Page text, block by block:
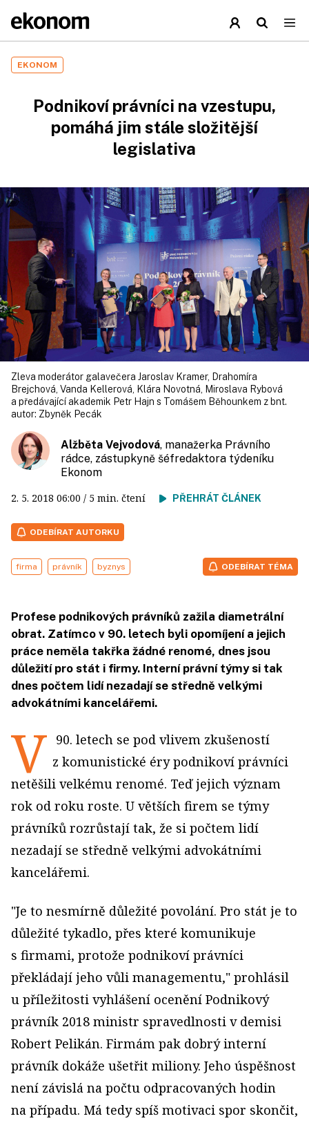
EKONOM
Podnikoví právníci na vzestupu,
pomáhá jim stále složitější
legislativa
Zleva moderátor galavečera Jaroslav Kramer, Drahomíra
Brejchová, Vanda Kellerová, Klára Novotná, Miroslava Rybová
a předávající akademik Petr Hajn s Tomášem Běhounkem z bnt.
autor: Zbyněk Pecák
Alžběta Vejvodová, manažerka Právního
rádce, zástupkyně šéfredaktora týdeníku
Ekonom
2. 5. 2018 06:00 / 5 min. čtení PŘEHRÁT ČLÁNEK
ODEBÍRAT AUTORKU
firma právník byznys ODEBÍRAT TÉMA
Profese podnikových právníků zažila diametrální
obrat. Zatímco v 90. letech byli opomíjení a jejich
práce neměla takřka žádné renomé, dnes jsou
důležití pro stát i firmy. Interní právní týmy si tak
dnes počtem lidí nezadají se středně velkými
advokátními kancelářemi.
V 90. letech se pod vlivem zkušeností
z komunistické éry podnikoví právníci
netěšili velkému renomé. Teď jejich význam
rok od roku roste. U větších firem se týmy
právníků rozrůstají tak, že si počtem lidí
nezadají se středně velkými advokátními
kancelářemi.
"Je to nesmírně důležité povolání. Pro stát je to
důležité tykadlo, přes které komunikuje
s firmami, protože podnikoví právníci
překládají jeho vůli managementu," prohlásil
u příležitosti vyhlášení ocenění Podnikový
právník 2018 ministr spravedlnosti v demisi
Robert Pelikán. Firmám pak dobrý interní
právník dokáže ušetřit miliony. Jeho úspěšnost
není závislá na počtu odpracovaných hodin
na případu. Má tedy spíš motivaci spor skončit,